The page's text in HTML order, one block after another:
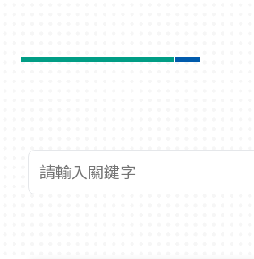
查詢關鍵字